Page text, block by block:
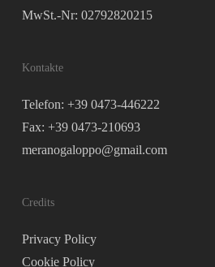
MwSt.-Nr: 02792820215
Kontakte
Telefon: +39 0473-446222
Fax: +39 0473-210693
meranogaloppo@gmail.com
Credits
Privacy Policy
Cookie Policy